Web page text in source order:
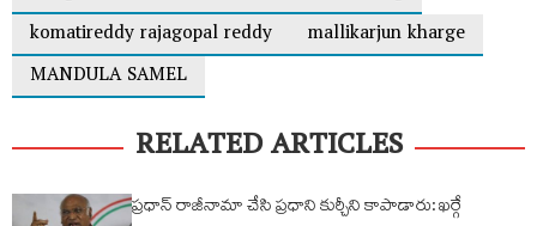
komatireddy rajagopal reddy
mallikarjun kharge
MANDULA SAMEL
RELATED ARTICLES
ప్రధాన్ రాజీనామా చేసి ప్రధాని కుర్చీని కాపాడారు: ఖర్గే